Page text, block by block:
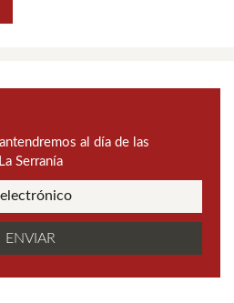
al día de las
Serranía